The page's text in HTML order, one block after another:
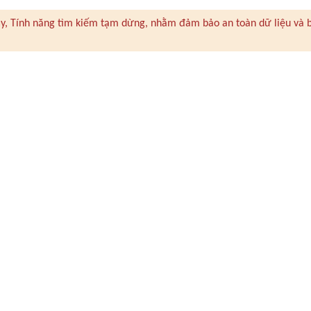
Tính năng tìm kiếm tạm dừng, nhằm đảm bảo an toàn dữ liệu và